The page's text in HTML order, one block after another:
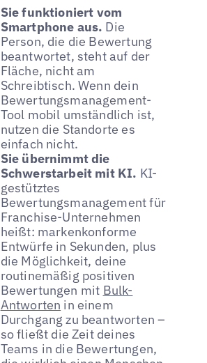
Sie funktioniert vom
Smartphone aus. Die
Person, die die Bewertung
beantwortet, steht auf der
Fläche, nicht am
Schreibtisch. Wenn dein
Bewertungsmanagement-
Tool mobil umständlich ist,
nutzen die Standorte es
einfach nicht.
Sie übernimmt die
Schwerstarbeit mit KI. KI-
gestütztes
Bewertungsmanagement für
Franchise-Unternehmen
heißt: markenkonforme
Entwürfe in Sekunden, plus
die Möglichkeit, deine
routinemäßig positiven
Bewertungen mit Bulk-
Antworten in einem
Durchgang zu beantworten –
so fließt die Zeit deines
Teams in die Bewertungen,